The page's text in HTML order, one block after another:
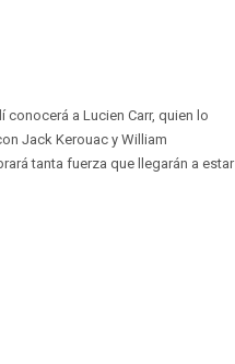
a Lucien Carr, quien lo
Jack Kerouac y William
tanta fuerza que llegarán a estar